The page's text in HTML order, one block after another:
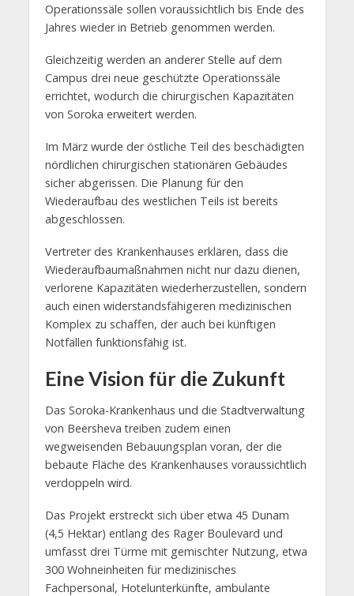
Operationssäle sollen voraussichtlich bis Ende des
Jahres wieder in Betrieb genommen werden.
Gleichzeitig werden an anderer Stelle auf dem
Campus drei neue geschützte Operationssäle
errichtet, wodurch die chirurgischen Kapazitäten
von Soroka erweitert werden.
Im März wurde der östliche Teil des beschädigten
nördlichen chirurgischen stationären Gebäudes
sicher abgerissen. Die Planung für den
Wiederaufbau des westlichen Teils ist bereits
abgeschlossen.
Vertreter des Krankenhauses erklären, dass die
Wiederaufbaumaßnahmen nicht nur dazu dienen,
verlorene Kapazitäten wiederherzustellen, sondern
auch einen widerstandsfähigeren medizinischen
Komplex zu schaffen, der auch bei künftigen
Notfällen funktionsfähig ist.
Eine Vision für die Zukunft
Das Soroka-Krankenhaus und die Stadtverwaltung
von Beersheva treiben zudem einen
wegweisenden Bebauungsplan voran, der die
bebaute Fläche des Krankenhauses voraussichtlich
verdoppeln wird.
Das Projekt erstreckt sich über etwa 45 Dunam
(4,5 Hektar) entlang des Rager Boulevard und
umfasst drei Türme mit gemischter Nutzung, etwa
300 Wohneinheiten für medizinisches
Fachpersonal, Hotelunterkünfte, ambulante